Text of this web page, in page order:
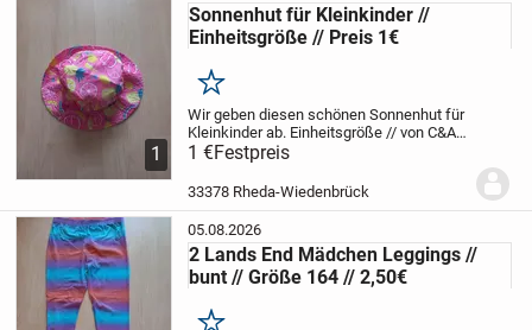
1
Sonnenhut für Kleinkinder //
Einheitsgröße // Preis 1€
Merken
Wir geben diesen schönen Sonnenhut für
Kleinkinder ab. Einheitsgröße // von C&A
Preis 1€Kann in 33378 Wiedenbrück
abgeholt werden. Nur Abholung - kein
Versand.Schaut auch gerne meine
weiteren...
1 €Festpreis
33378 Rheda-Wiedenbrück
05.08.2026
2 Lands End Mädchen Leggings //
bunt // Größe 164 // 2,50€